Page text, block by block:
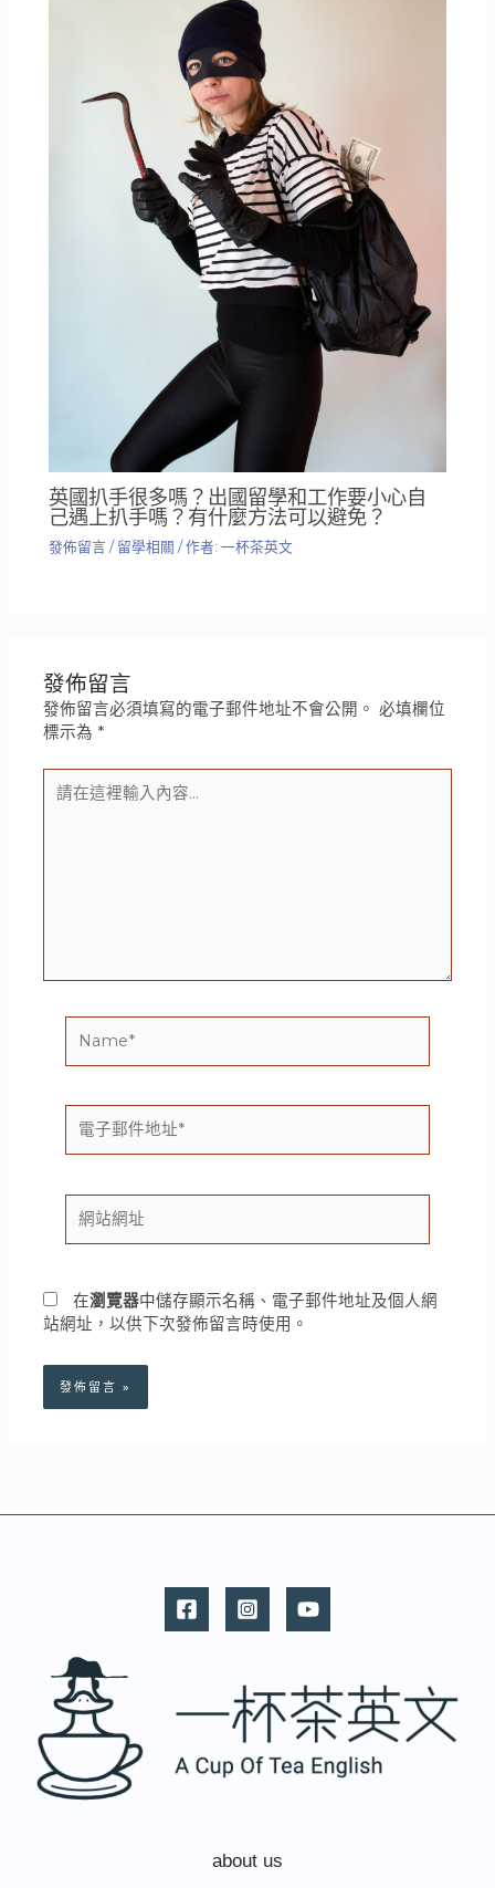
英國扒手很多嗎？出國留學和工作要小心自
己遇上扒手嗎？有什麼方法可以避免？
發佈留言 / 留學相關 / 作者:一杯茶英文
發佈留言
發佈留言必須填寫的電子郵件地址不會公開。 必填欄位
標示為 *
在
子
地
址
站
網
在瀏覽器中儲存顯示名稱、電子郵件地址及個人網
站網址，以供下次發佈留言時使用。
about us